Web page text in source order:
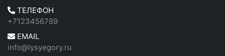
ТЕЛЕФОН
+7123456789
EMAIL
info@lysyegory.ru